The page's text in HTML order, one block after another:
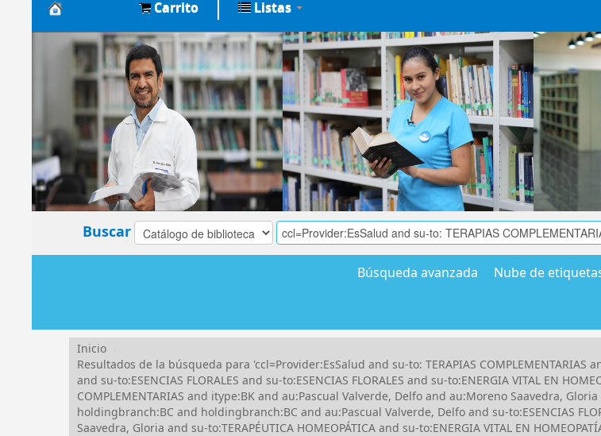
Biblioteca
Central
EsSalud
Carrito Listas
Buscar
Búsqueda avanzada Nube de
Inicio
Resultados de la búsqueda para 'ccl=Provider:EsSalud and su-to: TERAPIAS COMPLEMENTARIAS
and su-to:ESENCIAS FLORALES and su-to:ESENCIAS FLORALES and su-to:ENERGIA VITAL EN
COMPLEMENTARIAS and itype:BK and au:Pascual Valverde, Delfo and au:Moreno Saavedra,
holdingbranch:BC and holdingbranch:BC and au:Pascual Valverde, Delfo and su-to:ESENCIAS
Saavedra, Gloria and su-to:TERAPÉUTICA HOMEOPÁTICA and su-to:ENERGIA VITAL EN